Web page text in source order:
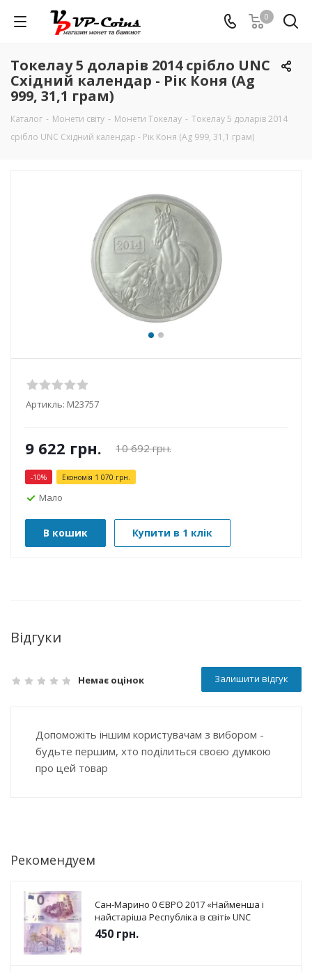
0
Токелау 5 доларів 2014 срібло UNC
Східний календар - Рік Коня (Ag
999, 31,1 грам)
Каталог - Монети світу - Монети Токелау - Токелау 5 доларів 2014
срібло UNC Східний календар - Рік Коня (Ag 999, 31,1 грам)
Артикль: М23757
9 622 грн. 10 692грн.
-10% Економія 1 070 грн.
Мало
В кошик Купити в 1 клік
Відгуки
Немає оцінок Залишити відгук
Допоможіть іншим користувачам з вибором -
будьте першим, хто поділиться своєю думкою
про цей товар
Рекомендуем
Сан-Марино 0 ЄВРО 2017 «Найменша і
найстаріша Республіка в світі» UNC
450 грн.